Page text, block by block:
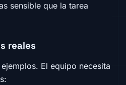
sensible que la tarea
reales
El equipo necesita